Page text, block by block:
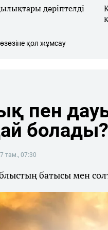
дәріптелді
қол жұмсау
пен
болады?
там., 07:30
батысы мен